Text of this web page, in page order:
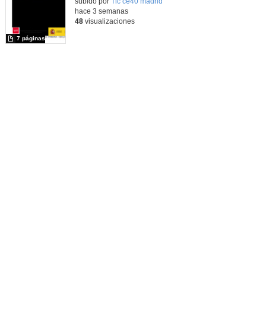
7 páginas
hace 3 semanas
48visualizaciones